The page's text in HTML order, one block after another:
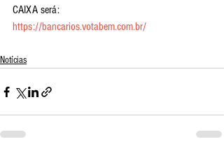
CAIXA será:
https://bancarios.votabem.com.br/
Notícias